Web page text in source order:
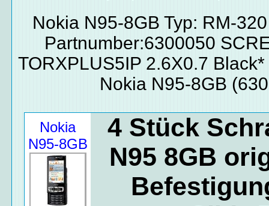
Nokia N95-8GB Typ: RM-
Partnumber:6300050
TORXPLUS5IP 2.6X0.7
Nokia N95-8GB
Nokia
N95-8GB
4 Stück
N95 8GB